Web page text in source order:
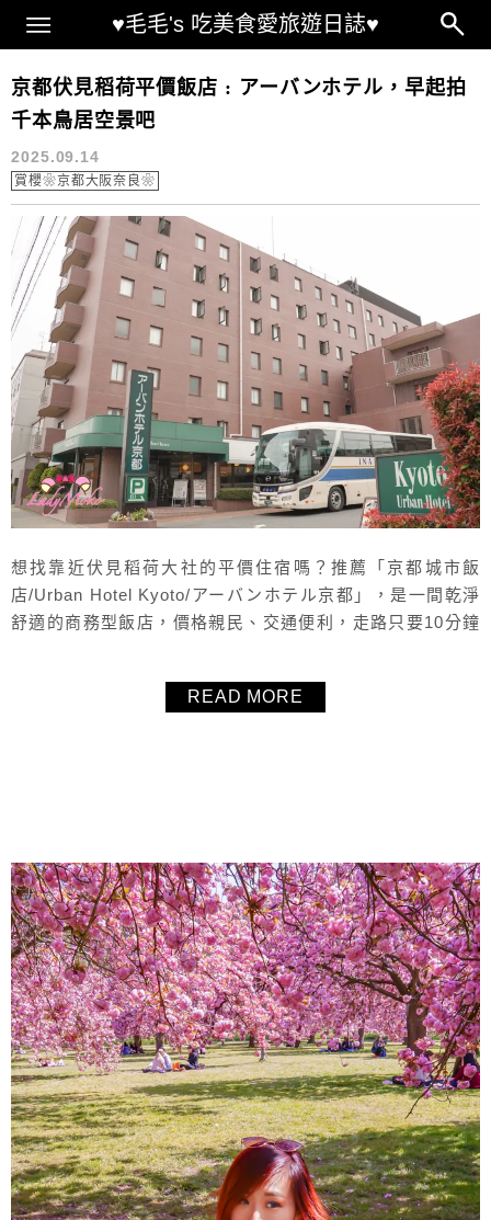
♥毛毛's 吃美食愛旅遊日誌♥
Main Menu
伏見稻荷大社附近住宿
京都伏見稻荷平價飯店 : アーバンホテル，早起拍
千本鳥居空景吧
2025.09.14
賞櫻❀京都大阪奈良❀
想找靠近伏見稻荷大社的平價住宿嗎？推薦「京都城市飯
店/Urban Hotel Kyoto/アーバンホテル京都」，是一間乾淨
舒適的商務型飯店，價格親民、交通便利，走路只要10分鐘
鐵、JR、公車皆可直達，無論是前往清水寺、金閣寺、嵐
READ MORE
About